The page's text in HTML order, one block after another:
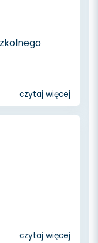
czytaj więcej
czytaj więcej